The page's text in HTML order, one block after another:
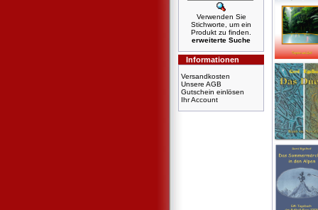
Verwenden Sie
Stichworte, um ein
Produkt zu finden.
erweiterte Suche
Informationen
Versandkosten
Unsere AGB
Gutschein einlösen
Ihr Account